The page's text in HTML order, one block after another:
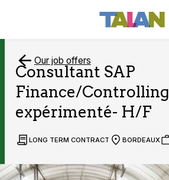
Our job offers
Consultant SAP
Finance/Controlling
expérimenté- H/F
LONG TERM CONTRACT BORDEAUX